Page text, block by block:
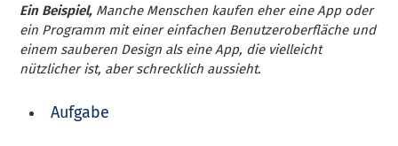
Ein Beispiel, Manche Menschen kaufen eher eine App oder
ein Programm mit einer einfachen Benutzeroberfläche und
einem sauberen Design als eine App, die vielleicht
nützlicher ist, aber schrecklich aussieht.
Aufgabe